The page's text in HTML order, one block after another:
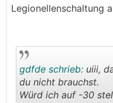
Legionellenschaltung
gdfde schrieb: uiii,
du nicht brauchst.
Würd ich auf -30